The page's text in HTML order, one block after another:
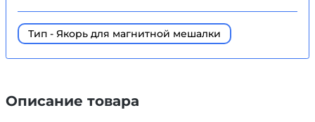
Тип - Якорь для магнитной мешалки
Описание товара